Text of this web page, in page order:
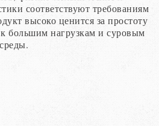
соответствуют требованиям
высоко ценится за простоту
большим нагрузкам и суровым